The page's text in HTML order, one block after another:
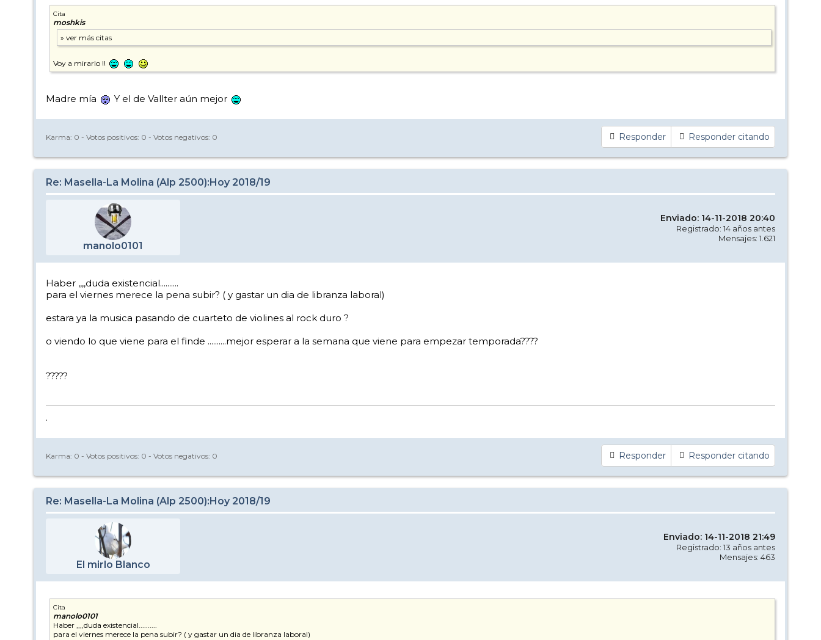
Cita
moshkis
Voy a mirarlo !!
Madre mía Y el de Vallter aún mejor
Responder Responder citando
Karma: 0 - Votos positivos: 0 - Votos negativos: 0
Re: Masella-La Molina (Alp 2500):Hoy 2018/19
manolo0101
Enviado: 14-11-2018 20:40
Registrado: 14 años antes
Mensajes: 1.621
Haber ,,,,duda existencial..........
para el viernes merece la pena subir? ( y gastar un dia de libranza laboral)
estara ya la musica pasando de cuarteto de violines al rock duro ?
o viendo lo que viene para el finde ..........mejor esperar a la semana que viene para empezar temporada????
?????
.
Responder Responder citando
Karma: 0 - Votos positivos: 0 - Votos negativos: 0
Re: Masella-La Molina (Alp 2500):Hoy 2018/19
El mirlo Blanco
Enviado: 14-11-2018 21:49
Registrado: 13 años antes
Mensajes: 463
Cita
manolo0101
Haber ,,,,duda existencial..........
para el viernes merece la pena subir? ( y gastar un dia de libranza laboral)